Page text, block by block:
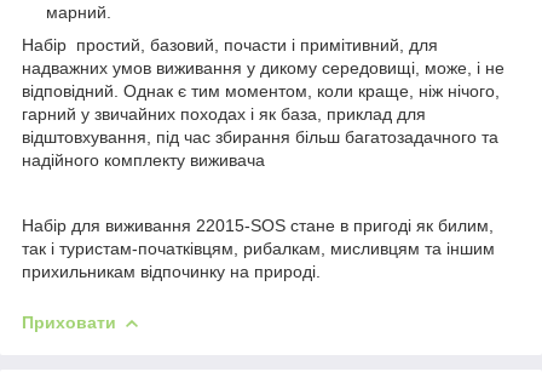
марний.
Набір простий, базовий, почасти і примітивний, для
надважних умов виживання у дикому середовищі, може, і не
відповідний. Однак є тим моментом, коли краще, ніж нічого,
гарний у звичайних походах і як база, приклад для
відштовхування, під час збирання більш багатозадачного та
надійного комплекту виживача
Набір для виживання 22015-SOS стане в пригоді як билим,
так і туристам-початківцям, рибалкам, мисливцям та іншим
прихильникам відпочинку на природі.
Приховати